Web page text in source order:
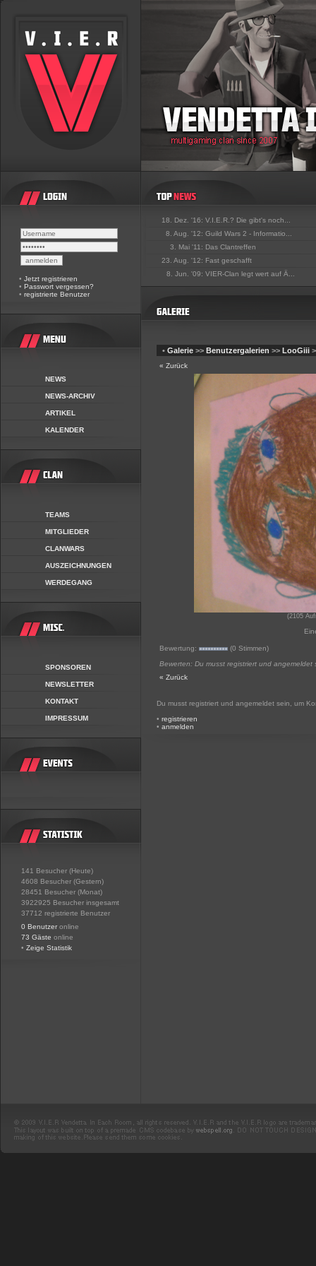
• Jetzt registrieren
• Passwort vergessen?
• registrierte Benutzer
NEWS
NEWS-ARCHIV
ARTIKEL
KALENDER
TEAMS
MITGLIEDER
CLANWARS
AUSZEICHNUNGEN
WERDEGANG
SPONSOREN
NEWSLETTER
KONTAKT
IMPRESSUM
141 Besucher (Heute)
4608 Besucher (Gestern)
28451 Besucher (Monat)
3922925 Besucher insgesamt
37712 registrierte Benutzer
0 Benutzer online
73 Gäste online
• Zeige Statistik
18. Dez. '16: V.I.E.R.? Die gibt's noch...
8. Aug. '12: Guild Wars 2 - Informatio...
3. Mai '11: Das Clantreffen
23. Aug. '12: Fast geschafft
8. Jun. '09: VIER-Clan legt wert auf Ä...
• Galerie >> Benutzergalerien >> LooGiii
« Zurück
(2105
Bewertung:
(0 Stimmen)
Bewerten: Du musst registriert und angemeldet
« Zurück
Du musst registriert und angemeldet sein, um
• registrieren
• anmelden